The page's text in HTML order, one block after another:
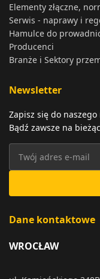
Elementy złączne,
Serwis - naprawy i
Hamulce do
Producenci
Branże i Sektory
Newsletter
Zapisz się do
Bądź zawsze na
Dane kontaktowe
WROCŁAW